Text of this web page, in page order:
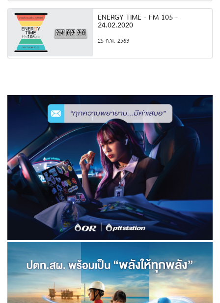
ENERGY TIME - FM 105 -
24.02.2020
25 ก.พ. 2563